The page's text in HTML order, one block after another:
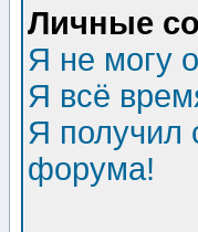
Личные
Я не могу
Я всё
Я получил
форума!